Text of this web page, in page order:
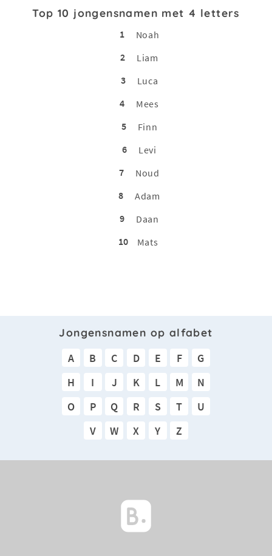
Top 10 jongensnamen met 4 letters
1
Noah
2
Liam
3
Luca
4
Mees
5
Finn
6
Levi
7
Noud
8
Adam
9
Daan
10
Mats
Jongensnamen op alfabet
A B C D E F
G
H
I J K L M
N
O
P Q R S T
U
V
W X Y Z